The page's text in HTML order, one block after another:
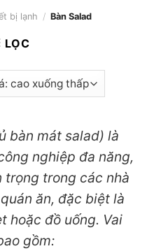
bị lạnh / Bàn Salad
LỌC
bàn mát salad) là
nghiệp đa năng,
trọng trong các nhà
ăn, đặc biệt là
hoặc đồ uống. Vai
gồm: